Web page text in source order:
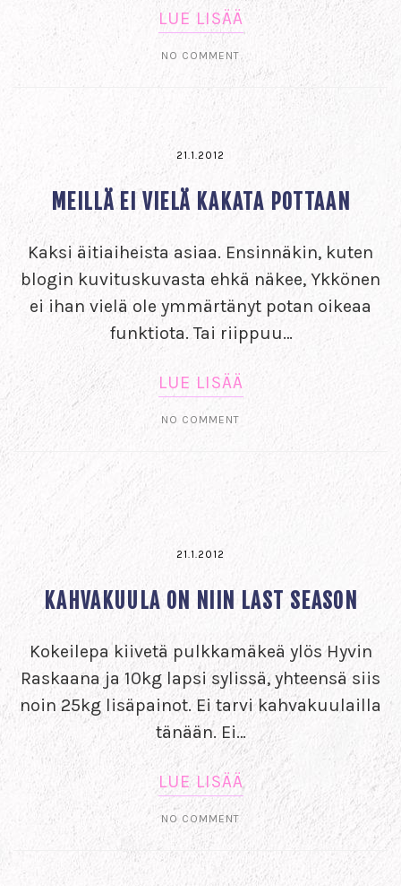
LUE LISÄÄ
NO COMMENT
21.1.2012
MEILLÄ EI VIELÄ KAKATA POTTAAN
Kaksi äitiaiheista asiaa. Ensinnäkin, kuten
blogin kuvituskuvasta ehkä näkee, Ykkönen
ei ihan vielä ole ymmärtänyt potan oikeaa
funktiota. Tai riippuu…
LUE LISÄÄ
NO COMMENT
21.1.2012
KAHVAKUULA ON NIIN LAST SEASON
Kokeilepa kiivetä pulkkamäkeä ylös Hyvin
Raskaana ja 10kg lapsi sylissä, yhteensä siis
noin 25kg lisäpainot. Ei tarvi kahvakuulailla
tänään. Ei…
LUE LISÄÄ
NO COMMENT